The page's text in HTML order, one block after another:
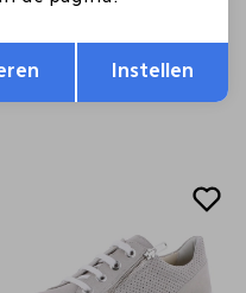
Opslaan
Instellen